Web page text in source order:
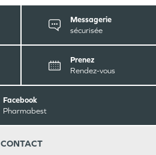
Messagerie
sécurisée
Prenez
Rendez-vous
Facebook
Pharmabest
CONTACT